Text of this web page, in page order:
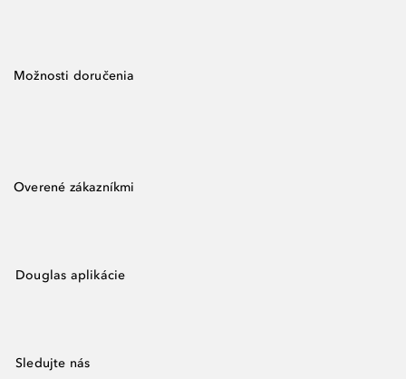
Možnosti doručenia
Overené zákazníkmi
Douglas aplikácie
Sledujte nás